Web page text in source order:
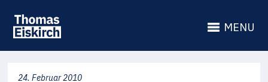
MENU
24. Februar 2010